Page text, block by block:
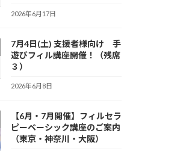
2026年6月17日
7月4日(土) 支援者様向け 手
遊びフィル講座開催！（残席
３）
2026年6月8日
【6月・7月開催】フィルセラ
ピーベーシック講座のご案内
（東京・神奈川・大阪）